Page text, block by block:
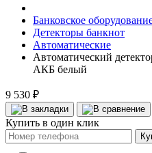
Банковское
Детекторы банкнот
Автоматические
Автоматический
АКБ белый
9 530 ₽
Купить в один клик